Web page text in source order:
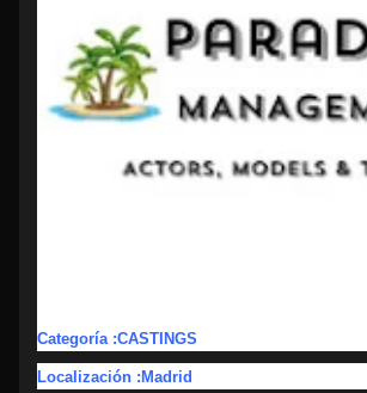
Categoría :CASTINGS
Localización :Madrid